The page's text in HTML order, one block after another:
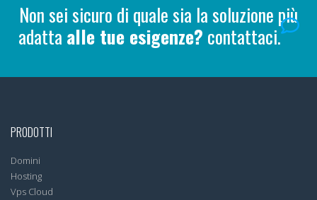
Non sei sicuro di quale sia la soluzione più
adatta alle tue esigenze? contattaci.
PRODOTTI
Domini
Hosting
Vps Cloud